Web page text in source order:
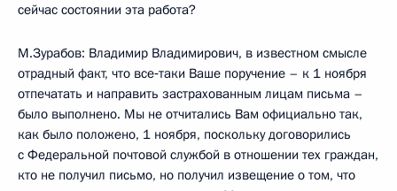
сейчас состоянии эта работа?
М.Зурабов: Владимир Владимирович, в известном смысле
отрадный факт, что все‑таки Ваше поручение – к 1 ноября
отпечатать и направить застрахованным лицам письма –
было выполнено. Мы не отчитались Вам официально так,
как было положено, 1 ноября, поскольку договорились
с Федеральной почтовой службой в отношении тех граждан,
кто не получил письмо, но получил извещение о том, что